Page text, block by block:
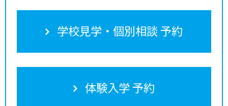
学校見学・個別相談 予約
体験入学 予約